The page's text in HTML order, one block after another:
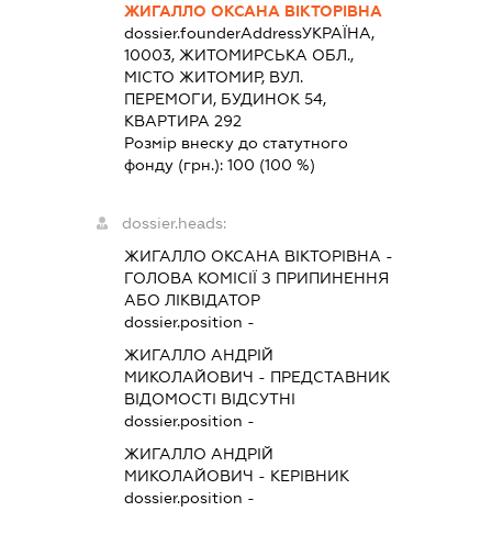
ЖИГАЛЛО ОКСАНА ВІКТОРІВНА
dossier.founderAddressУКРАЇНА,
10003, ЖИТОМИРСЬКА ОБЛ.,
МІСТО ЖИТОМИР, ВУЛ.
ПЕРЕМОГИ, БУДИНОК 54,
КВАРТИРА 292
Розмір внеску до статутного
фонду (грн.): 100 (100 %)
dossier.heads:
ЖИГАЛЛО ОКСАНА ВІКТОРІВНА -
ГОЛОВА КОМІСІЇ З ПРИПИНЕННЯ
АБО ЛІКВІДАТОР
dossier.position -
ЖИГАЛЛО АНДРІЙ
МИКОЛАЙОВИЧ - ПРЕДСТАВНИК
ВІДОМОСТІ ВІДСУТНІ
dossier.position -
ЖИГАЛЛО АНДРІЙ
МИКОЛАЙОВИЧ - КЕРІВНИК
dossier.position -